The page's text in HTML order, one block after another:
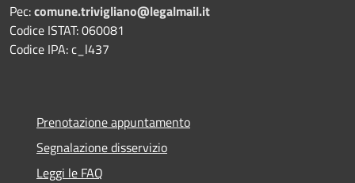
Pec:comune.trivigliano@legalmail.it
Codice ISTAT: 060081
Codice IPA: c_l437
Prenotazione appuntamento
Segnalazione disservizio
Leggi le FAQ